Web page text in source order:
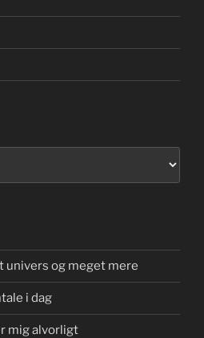
univers og meget mere
i dag
mig alvorligt